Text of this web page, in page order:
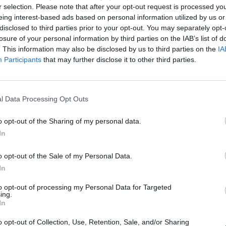
selection. Please note that after your opt-out request is processed
interest-based ads based on personal information utilized by us
to third parties prior to your opt-out. You may separately
of your personal information by third parties on the IAB’s list of
This information may also be disclosed by us to third parties on the
Participants that may further disclose it to other third parties.
Data Processing Opt Outs
opt-out of the Sharing of my personal data.
opt-out of the Sale of my Personal Data.
opt-out of processing my Personal Data for Targeted
opt-out of Collection, Use, Retention, Sale, and/or Sharing
KOKYBĖ IŠ LIETUVIŠKO SODO
Visi įrašai
liko
Plinta audros vaizdai iš visos Lietuvos:
medžius
darbo savaitę: karščiai atsitrauks